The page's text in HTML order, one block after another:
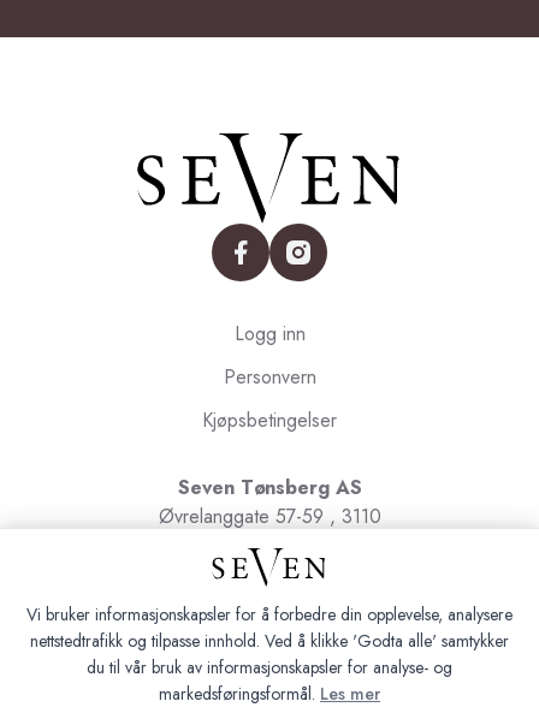
facebookinstagram
Logg inn
Personvern
Kjøpsbetingelser
Seven Tønsberg AS
Øvrelanggate 57-59 , 3110
Tønsberg
Org.nr. 991091580
Vi bruker informasjonskapsler for å forbedre din opplevelse, analysere
nettstedtrafikk og tilpasse innhold. Ved å klikke 'Godta alle' samtykker
du til vår bruk av informasjonskapsler for analyse- og
markedsføringsformål. Les mer